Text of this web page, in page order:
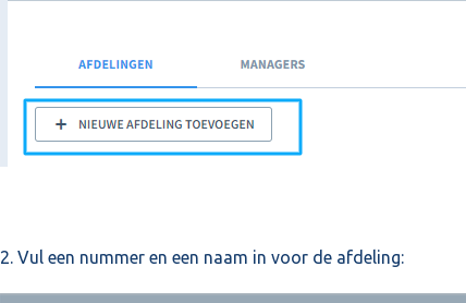
2. Vul een nummer en een naam in voor de afdeling: